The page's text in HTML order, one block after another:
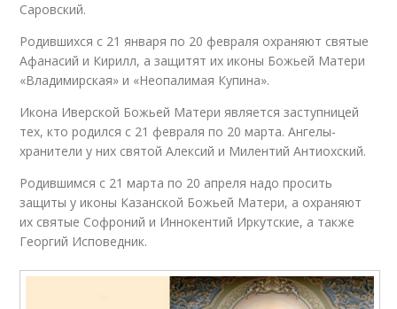
Саровский.
Родившихся с 21 января по 20 февраля охраняют святые
Афанасий и Кирилл, а защитят их иконы Божьей Матери
«Владимирская» и «Неопалимая Купина».
Икона Иверской Божьей Матери является заступницей
тех, кто родился с 21 февраля по 20 марта. Ангелы-
хранители у них святой Алексий и Милентий Антиохский.
Родившимся с 21 марта по 20 апреля надо просить
защиты у иконы Казанской Божьей Матери, а охраняют
их святые Софроний и Иннокентий Иркутские, а также
Георгий Исповедник.